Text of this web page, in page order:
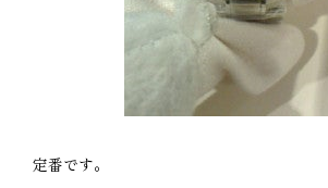
定番です。